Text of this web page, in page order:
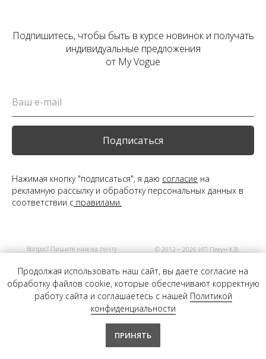
Продолжая использовать наш сайт, вы даете согласие на
обработку файлов cookie, которые обеспечивают корректную
работу сайта и соглашаетесь с нашей Политикой
конфиденциальности
ПРИНЯТЬ
Подпишитесь, чтобы быть в курсе новинок и получать
индивидуальные предложения
от My Vogue
Подписаться
Нажимая кнопку "подписаться", я даю согласие на
рекламную рассылку и обработку персональных данных в
соответствии с правилами.
Вопрос? Пишите нам на почту
© 2012 – 2026 ИП Пекун К.В.
Оплатите сегодня 25% стоимости покупки
картой любого банка, остальное — тремя
платежами раз в две недели.
сегодня
25% 25% 25% 25%
Как обычная оплата картой